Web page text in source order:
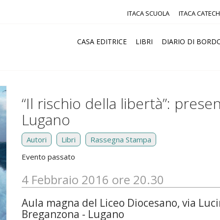
ITACA SCUOLA ITACA
CASA EDITRICE LIBRI DIARIO DI
“Il rischio della libertà”:
Lugano
Autori Libri
Rassegna Stampa
Evento passato
4 Febbraio 2016 ore 20.30
Aula magna del Liceo Diocesano, via
Breganzona - Lugano